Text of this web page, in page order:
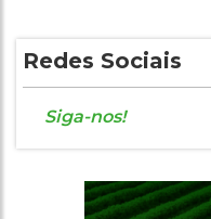
Redes Sociais
Siga-nos!